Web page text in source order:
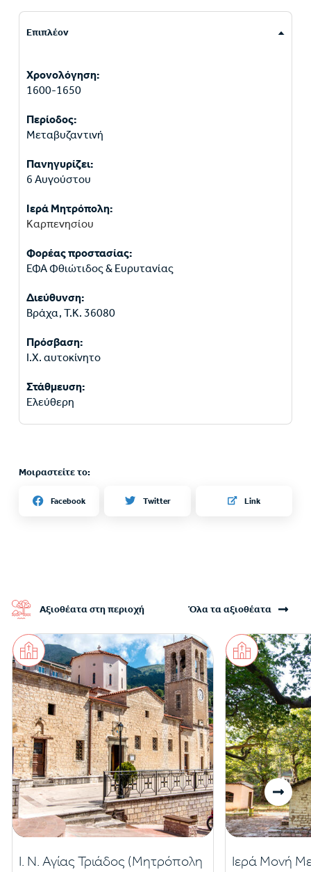
Επιπλέον
Χρονολόγηση:
1600-1650
Περίοδος:
Μεταβυζαντινή
Πανηγυρίζει:
6 Αυγούστου
Ιερά Μητρόπολη:
Καρπενησίου
Φορέας προστασίας:
ΕΦΑ Φθιώτιδος & Ευρυτανίας
Διεύθυνση:
Βράχα, Τ.Κ. 36080
Πρόσβαση:
Ι.Χ. αυτοκίνητο
Στάθμευση:
Ελεύθερη
Μοιραστείτε το:
Facebook Twitter Link
Αξιοθέατα στη περιοχή Όλα τα αξιοθέατα
Ι. Ν. Αγίας Τριάδος (Μητρόπολη
Ιερά Μονή